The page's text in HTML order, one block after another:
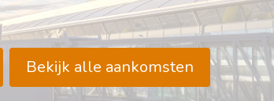
Bekijk alle aankomsten